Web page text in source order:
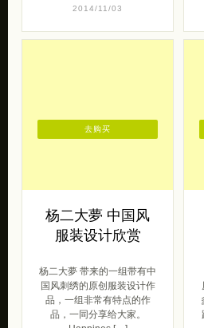
杨二大夢 中国风
服装设计欣赏
品，一组非常有特点的作
品，一同分享给大家。
Happines […]
原创范
2015/12/29
去购买